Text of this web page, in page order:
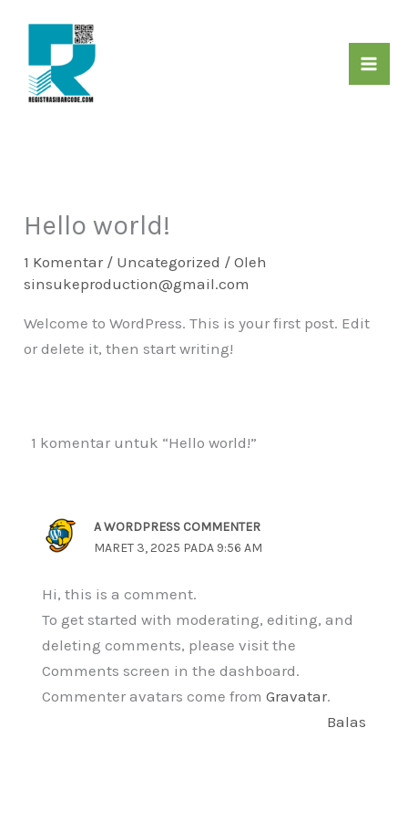
konten
Hello world!
1 Komentar / Uncategorized / Oleh
sinsukeproduction@gmail.com
Welcome to WordPress. This is your first post. Edit
or delete it, then start writing!
1 komentar untuk “Hello world!”
A WORDPRESS COMMENTER
MARET 3, 2025 PADA 9:56 AM
Hi, this is a comment.
To get started with moderating, editing, and
deleting comments, please visit the
Comments screen in the dashboard.
Commenter avatars come from Gravatar.
Balas